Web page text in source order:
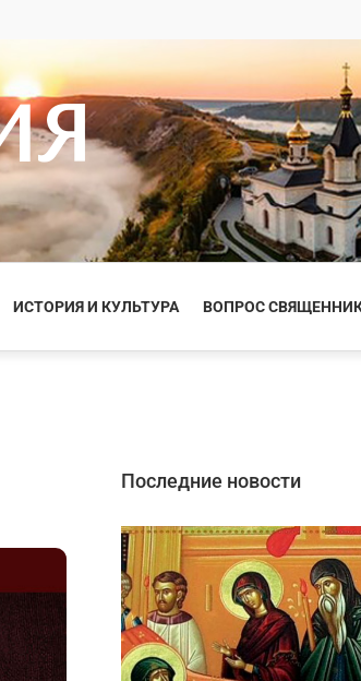
ИСТОРИЯ И КУЛЬТУРА ВОПРОС
Последние новости